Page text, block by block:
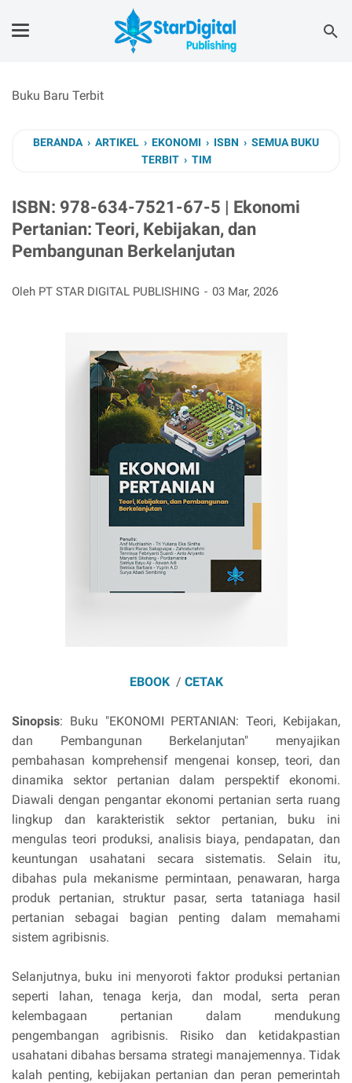
Buku Baru Terbit
BERANDA › ARTIKEL › EKONOMI › ISBN › SEMUA BUKU
TERBIT › TIM
ISBN: 978-634-7521-67-5 | Ekonomi
Pertanian: Teori, Kebijakan, dan
Pembangunan Berkelanjutan
Oleh PT STAR DIGITAL PUBLISHING 03 Mar, 2026
EBOOK / CETAK
Sinopsis: Buku "EKONOMI PERTANIAN: Teori, Kebijakan,
dan Pembangunan Berkelanjutan" menyajikan
pembahasan komprehensif mengenai konsep, teori, dan
dinamika sektor pertanian dalam perspektif ekonomi.
Diawali dengan pengantar ekonomi pertanian serta ruang
lingkup dan karakteristik sektor pertanian, buku ini
mengulas teori produksi, analisis biaya, pendapatan, dan
keuntungan usahatani secara sistematis. Selain itu,
dibahas pula mekanisme permintaan, penawaran, harga
produk pertanian, struktur pasar, serta tataniaga hasil
pertanian sebagai bagian penting dalam memahami
sistem agribisnis.
Selanjutnya, buku ini menyoroti faktor produksi pertanian
seperti lahan, tenaga kerja, dan modal, serta peran
kelembagaan pertanian dalam mendukung
pengembangan agribisnis. Risiko dan ketidakpastian
usahatani dibahas bersama strategi manajemennya. Tidak
kalah penting, kebijakan pertanian dan peran pemerintah